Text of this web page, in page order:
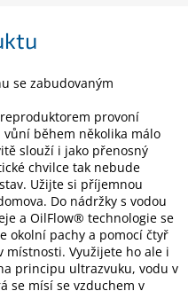
se zabudovaným
provoní
během několika málo
slouží i jako přenosný
chvilce tak nebude
Užijte si příjemnou
Do nádržky s vodou
a OilFlow® technologie se
okolní pachy a pomocí čtyř
Využijete ho ale i
principu ultrazvuku, vodu v
se mísí se vzduchem v